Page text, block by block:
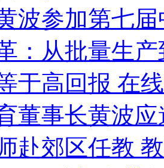
波参加第七
：从批量生
于高回报 在
董事长黄波
赴郊区任教